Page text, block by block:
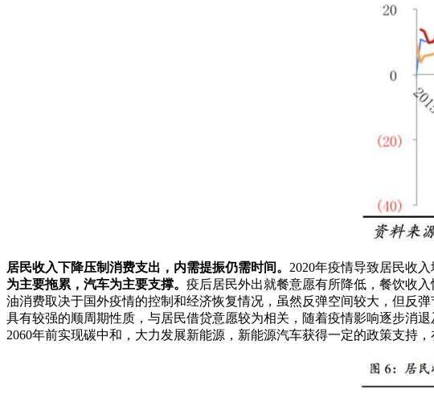
居民收入下降压制消费支出，内需提振仍需时间。 2020年疫情导致居民收
为主要拖累，汽车为主要支撑。 疫后居民外出就餐意愿有所降低，餐饮收
油消费取决于国外疫情的控制和经济恢复情况，虽然反弹空间较大，但反
具有较强的顺周期性质，与居民借贷意愿较为相关，随着疫情影响逐步消
2060年前实现碳中和，大力发展新能源，新能源汽车获得一定的政策支持，